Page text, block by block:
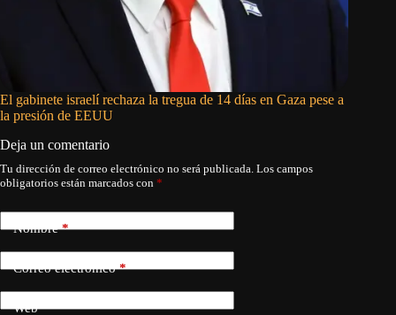
El gabinete israelí rechaza la tregua de 14 días en Gaza pese a
la presión de EEUU
Deja un comentario
Tu dirección de correo electrónico no será publicada. Los campos
obligatorios están marcados con *
Nombre*
Correo electrónico*
Web